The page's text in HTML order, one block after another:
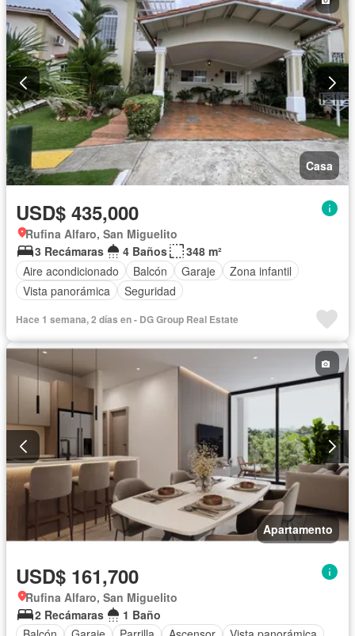
Casa
USD$ 435,000
Rufina Alfaro, San Miguelito
3 Recámaras
4 Baños
348 m²
Aire acondicionado
Balcón Garaje
Zona infantil
Vista panorámica
Seguridad
Hace 1 semana, 2 días en - DG Group Real Estate
Apartamento
USD$ 161,700
Rufina Alfaro, San Miguelito
2 Recámaras
1 Baño